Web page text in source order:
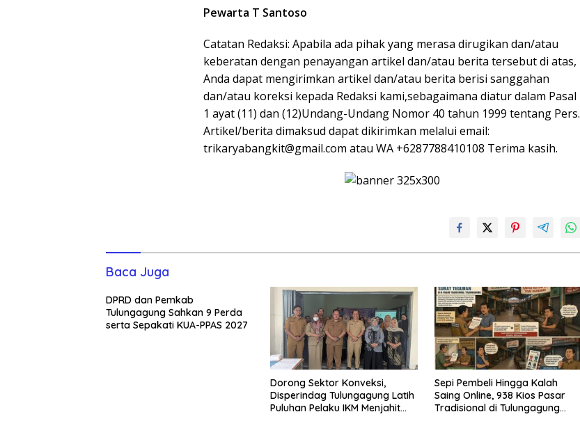
Pewarta T Santoso
Catatan Redaksi: Apabila ada pihak yang merasa dirugikan dan/atau
keberatan dengan penayangan artikel dan/atau berita tersebut di atas,
Anda dapat mengirimkan artikel dan/atau berita berisi sanggahan
dan/atau koreksi kepada Redaksi kami,sebagaimana diatur dalam Pasal
1 ayat (11) dan (12)Undang-Undang Nomor 40 tahun 1999 tentang Pers.
Artikel/berita dimaksud dapat dikirimkan melalui email:
trikaryabangkit@gmail.com atau WA +6287788410108 Terima kasih.
Baca Juga
DPRD dan Pemkab
Tulungagung Sahkan 9 Perda
serta Sepakati KUA-PPAS 2027
Dorong Sektor Konveksi,
Disperindag Tulungagung Latih
Puluhan Pelaku IKM Menjahit
Sepi Pembeli Hingga Kalah
Saing Online, 938 Kios Pasar
Tradisional di Tulungagung